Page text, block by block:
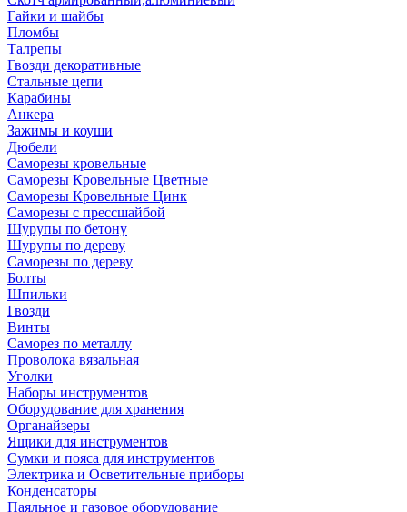
Гайки и шайбы
Пломбы
Талрепы
Гвозди декоративные
Стальные цепи
Карабины
Анкера
Зажимы и коуши
Дюбели
Саморезы кровельные
Саморезы Кровельные Цветные
Саморезы Кровельные Цинк
Саморезы с прессшайбой
Шурупы по бетону
Шурупы по дереву
Саморезы по дереву
Болты
Шпильки
Гвозди
Винты
Саморез по металлу
Проволока вязальная
Уголки
Наборы инструментов
Оборудование для хранения
Органайзеры
Ящики для инструментов
Сумки и пояса для инструментов
Электрика и Осветительные приборы
Конденсаторы
Паяльное и газовое оборудование